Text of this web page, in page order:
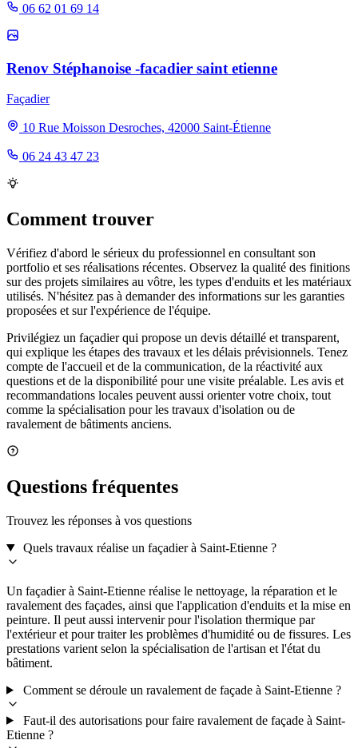
06 62 01 69 14
Renov Stéphanoise -facadier saint etienne
Façadier
10 Rue Moisson Desroches, 42000 Saint-Étienne
06 24 43 47 23
Comment trouver
Vérifiez d'abord le sérieux du professionnel en consultant son
portfolio et ses réalisations récentes. Observez la qualité des finitions
sur des projets similaires au vôtre, les types d'enduits et les matériaux
utilisés. N'hésitez pas à demander des informations sur les garanties
proposées et sur l'expérience de l'équipe.
Privilégiez un façadier qui propose un devis détaillé et transparent,
qui explique les étapes des travaux et les délais prévisionnels. Tenez
compte de l'accueil et de la communication, de la réactivité aux
questions et de la disponibilité pour une visite préalable. Les avis et
recommandations locales peuvent aussi orienter votre choix, tout
comme la spécialisation pour les travaux d'isolation ou de
ravalement de bâtiments anciens.
Questions fréquentes
Trouvez les réponses à vos questions
Quels travaux réalise un façadier à Saint-Etienne ?
Un façadier à Saint-Etienne réalise le nettoyage, la réparation et le
ravalement des façades, ainsi que l'application d'enduits et la mise en
peinture. Il peut aussi intervenir pour l'isolation thermique par
l'extérieur et pour traiter les problèmes d'humidité ou de fissures. Les
prestations varient selon la spécialisation de l'artisan et l'état du
bâtiment.
Comment se déroule un ravalement de façade à Saint-Etienne ?
Faut-il des autorisations pour faire ravalement de façade à Saint-
Etienne ?